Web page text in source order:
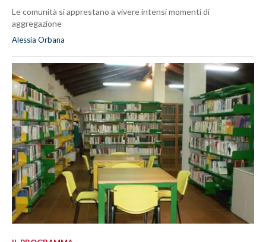
Le comunità si apprestano a vivere intensi momenti di
aggregazione
Alessia Orbana